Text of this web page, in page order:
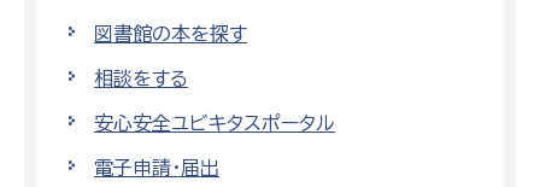
図書館の本を探す
相談をする
安心安全ユビキタスポータル
電子申請・届出